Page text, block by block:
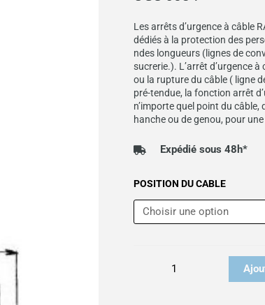
Les arrêts d’urgence à câble
dédiés à la protection des
ndes longueurs (lignes de
sucrerie.). L’arrêt d’urgence
ou la rupture du câble ( ligne
pré-tendue, la fonction arrêt
n’importe quel point du câble,
hanche ou de genou, pour
Expédié sous 48h*
POSITION DU CABLE
quantité
de
Arrêt